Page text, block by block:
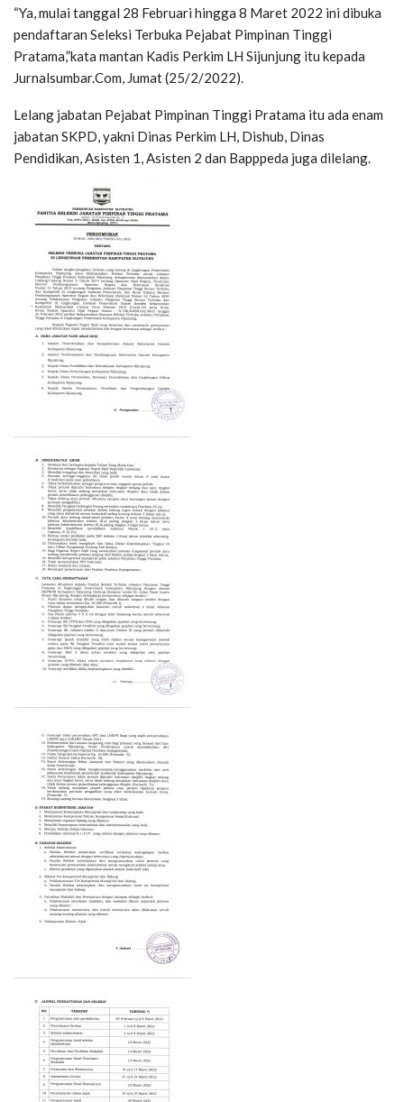
“Ya, mulai tanggal 28 Februari hingga 8 Maret 2022 ini dibuka
pendaftaran Seleksi Terbuka Pejabat Pimpinan Tinggi
Pratama,”kata mantan Kadis Perkim LH Sijunjung itu kepada
Jurnalsumbar.Com, Jumat (25/2/2022).
Lelang jabatan Pejabat Pimpinan Tinggi Pratama itu ada enam
jabatan SKPD, yakni Dinas Perkim LH, Dishub, Dinas
Pendidikan, Asisten 1, Asisten 2 dan Bapppeda juga dilelang.